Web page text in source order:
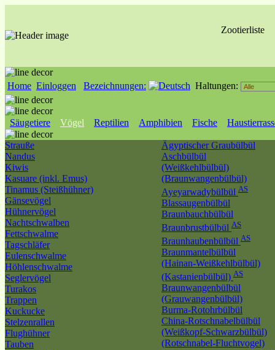
Zootierliste
Home Einloggen Bezeichnungen: Haltungen:
Säugetiere Vögel Reptilien Amphibien Fische
Strauße
Nandus
Kiwis
Kasuare (inkl. Emus)
Tinamus (Steißhühner)
Gänsevögel
Hühnervögel
Nachtschwalben
Fettschwalme
Tagschläfer
Eulenschwalme
Höhlenschwalme
Seglervögel
Turakos
Trappen
Kuckucke
Stelzenrallen
Flughühner
Tauben
Ägyptischer Graubülbül
Aschbülbül
(Weißkehlbülbül)
(Braunwangenbülbül)
Ayeyarwadybülbül AS
Blassaugenbülbül
Braunbauchbülbül
Braunbrustbülbül AS
Braunhaubenbülbül AS
Braunmantelbülbül
(Hainan-Weißkehlbülbül)
(Kastanienbülbül) AS
Braunwangenbülbül
(Grauwangenbülbül)
Burma-Rotohrbülbül
China-Rotschnabelbülbül
(Weißkopf-Schwarzbülbül)
(Rotschnabel-Fluchtvogel)